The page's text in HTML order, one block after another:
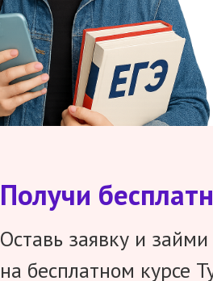
Получи
Оставь заявку и
на бесплатном курсе